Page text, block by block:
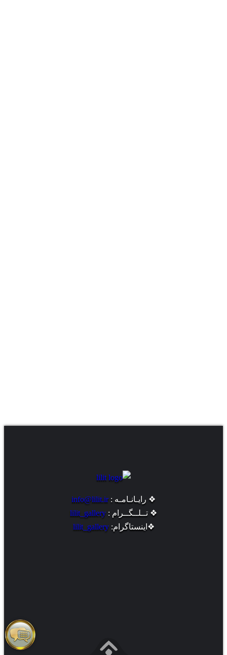
❖ رایـانـامـه : info@lilit.ir
❖ تــلــگــرام : lilit_gallery
❖اینستاگرام: lilit_gallery